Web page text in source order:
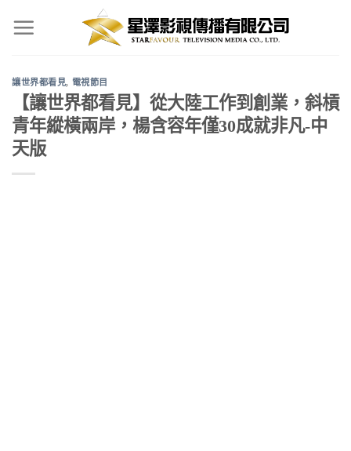
讓世界都看見, 電視節目
【讓世界都看見】從大陸工作到創業，斜槓
青年縱橫兩岸，楊含容年僅30成就非凡-中
天版